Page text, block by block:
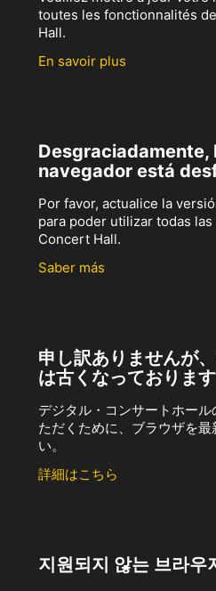
toutes les fonctionnalités
Hall.
En savoir plus
Desgraciadamente,
navegador está
Por favor, actualice la
para poder utilizar todas
Concert Hall.
Saber más
申し訳ありませんが
は古くなっております
デジタル・コンサートホー
ただくために、ブラウザを
い。
詳細はこちら
지원되지 않는 브라우